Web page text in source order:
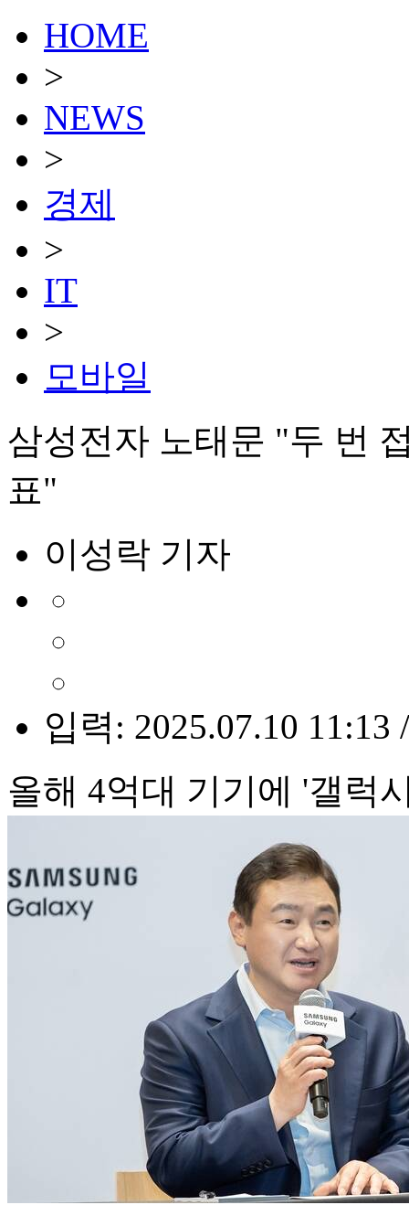
HOME
>
NEWS
>
경제
>
IT
>
모바일
삼성전자 노태문 "두 번
표"
이성락 기자
입력: 2025.07.10 11:13
올해 4억대 기기에 '갤럭